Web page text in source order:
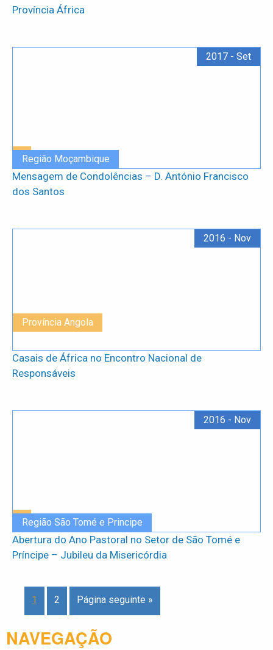
Província África
Região Moçambique
2017 - Set
Mensagem de Condolências – D. António Francisco
dos Santos
Província Angola
2016 - Nov
Casais de África no Encontro Nacional de
Responsáveis
Região São Tomé e Principe
2016 - Nov
Abertura do Ano Pastoral no Setor de São Tomé e
Príncipe – Jubileu da Misericórdia
1 2 Página seguinte »
NAVEGAÇÃO